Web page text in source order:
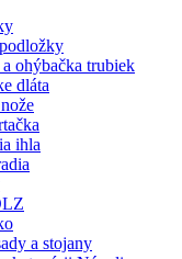
a ohýbačka trubiek
dláta
ihla
a stojany